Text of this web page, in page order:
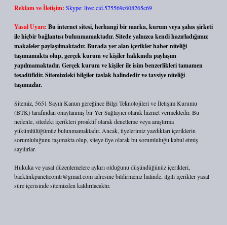
Reklam ve İletişim: Skype: live:.cid.575569c608265c69
Yasal Uyarı: Bu internet sitesi, herhangi bir marka, kurum veya şahıs şirketi
ile hiçbir bağlantısı bulunmamaktadır. Sitede yalnızca kendi hazırladığımız
makaleler paylaşılmaktadır. Burada yer alan içerikler haber niteliği
taşımamakta olup, gerçek kurum ve kişiler hakkında paylaşım
yapılmamaktadır. Gerçek kurum ve kişiler ile isim benzerlikleri tamamen
tesadüfidir. Sitemizdeki bilgiler taslak halindedir ve tavsiye niteliği
taşımazlar.
Sitemiz, 5651 Sayılı Kanun gereğince Bilgi Teknolojileri ve İletişim Kurumu
(BTK) tarafından onaylanmış bir Yer Sağlayıcı olarak hizmet vermektedir. Bu
nedenle, sitedeki içerikleri proaktif olarak denetleme veya araştırma
yükümlülüğümüz bulunmamaktadır. Ancak, üyelerimiz yazdıkları içeriklerin
sorumluluğunu taşımakta olup, siteye üye olarak bu sorumluluğu kabul etmiş
sayılırlar.
Hukuka ve yasal düzenlemelere aykırı olduğunu düşündüğünüz içerikleri,
backlinkpanelicomtr@gmail.comadresine bildirmeniz halinde, ilgili içerikler yasal
süre içerisinde sitemizden kaldırılacaktır.